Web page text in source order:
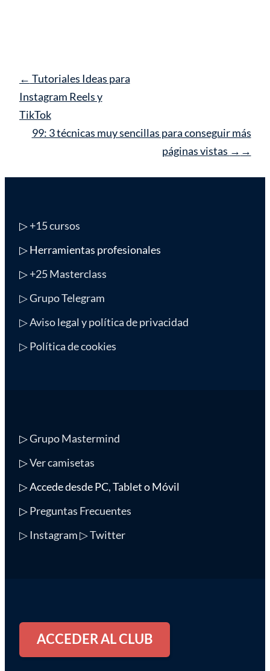
Navegación
de
entrada
← Tutoriales Ideas para
Instagram Reels y
TikTok
99: 3 técnicas muy sencillas para conseguir más
páginas vistas
→
▷+15 cursos
▷ Herramientas profesionales
▷+25 Masterclass
▷ Grupo Telegram
▷ Aviso legal y política de privacidad
▷ Política de cookies
▷Grupo Mastermind
▷Ver camisetas
▷ Accede desde PC, Tablet o Móvil
▷Preguntas Frecuentes
▷ Instagram▷ Twitter
ACCEDER AL CLUB